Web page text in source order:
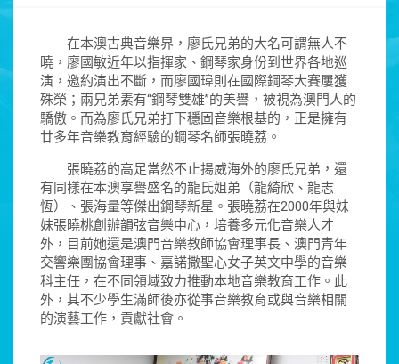
在本澳古典音樂界，廖氏兄弟的大名可謂無人不
曉，廖國敏近年以指揮家、鋼琴家身份到世界各地巡
演，邀約演出不斷，而廖國瑋則在國際鋼琴大賽屢獲
殊榮；兩兄弟素有“鋼琴雙雄”的美譽，被視為澳門人的
驕傲。而為廖氏兄弟打下穩固音樂根基的，正是擁有
廿多年音樂教育經驗的鋼琴名師張曉荔。
張曉荔的高足當然不止揚威海外的廖氏兄弟，還
有同樣在本澳享譽盛名的龍氏姐弟（龍綺欣、龍志
恆）、張海量等傑出鋼琴新星。張曉荔在2000年與妹
妹張曉桃創辦韻弦音樂中心，培養多元化音樂人才
外，目前她還是澳門音樂教師協會理事長、澳門青年
交響樂團協會理事、嘉諾撒聖心女子英文中學的音樂
科主任，在不同領域致力推動本地音樂教育工作。此
外，其不少學生滿師後亦從事音樂教育或與音樂相關
的演藝工作，貢獻社會。